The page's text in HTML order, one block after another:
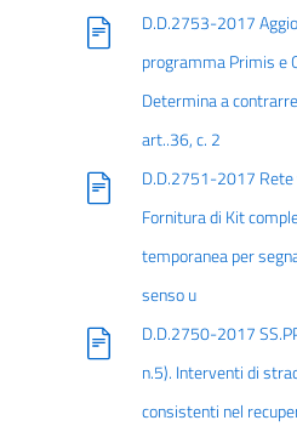
D.D.2753-2017
programma Primis e
Determina a
art..36, c. 2
D.D.2751-2017 Rete
Fornitura di Kit
temporanea per
senso u
D.D.2750-2017
n.5). Interventi di
consistenti nel